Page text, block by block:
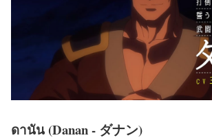
ดานัน (Danan - ダナン)